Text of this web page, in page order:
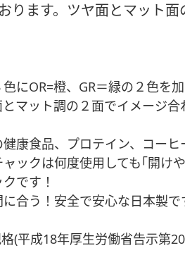
ます。ツヤ面とマット
にOR=橙、GR＝緑の２色を
マット調の２面でイメージ
康食品、プロテイン、コー
ックは何度使用しても｢開け
です！
合う！安全で安心な日本製で
(平成18年厚生労働省告示第